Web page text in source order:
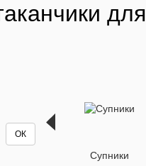
для
Супники
ОК